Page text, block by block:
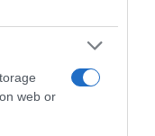
web or
serpenyőben
a filé bőrös